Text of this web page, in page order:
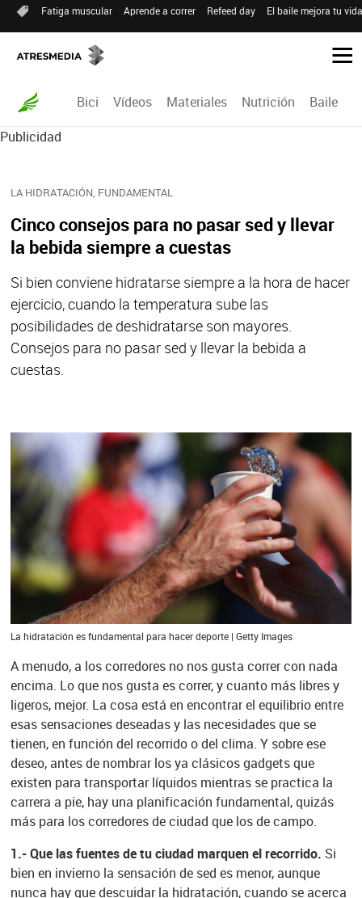
Fatiga muscular Aprende a correr Refeed day El baile mejora tu
Bici Vídeos Materiales Nutrición Baile
Publicidad
LA HIDRATACIÓN, FUNDAMENTAL
Cinco consejos para no pasar sed y llevar
la bebida siempre a cuestas
Si bien conviene hidratarse siempre a la hora de hacer
ejercicio, cuando la temperatura sube las
posibilidades de deshidratarse son mayores.
Consejos para no pasar sed y llevar la bebida a
cuestas.
La hidratación es fundamental para hacer deporte | Getty Images
A menudo, a los corredores no nos gusta correr con nada
encima. Lo que nos gusta es correr, y cuanto más libres y
ligeros, mejor. La cosa está en encontrar el equilibrio entre
esas sensaciones deseadas y las necesidades que se
tienen, en función del recorrido o del clima. Y sobre ese
deseo, antes de nombrar los ya clásicos gadgets que
existen para transportar líquidos mientras se practica la
carrera a pie, hay una planificación fundamental, quizás
más para los corredores de ciudad que los de campo.
1.- Que las fuentes de tu ciudad marquen el recorrido. Si
bien en invierno la sensación de sed es menor, aunque
nunca hay que descuidar la hidratación, cuando se acerca